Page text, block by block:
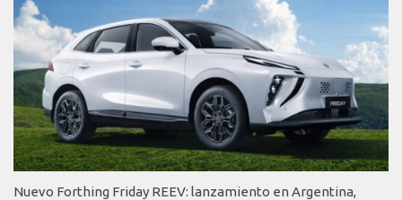
Nuevo Forthing Friday REEV: lanzamiento en Argentina,